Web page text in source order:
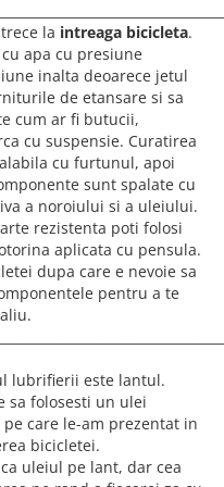
la intreaga bicicleta.
apa cu presiune
inalta deoarece jetul
de etansare si sa
cum ar fi butucii,
cu suspensie. Curatirea
cu furtunul, apoi
sunt spalate cu
a noroiului si a uleiului.
rezistenta poti folosi
aplicata cu pensula.
dupa care e nevoie sa
pentru a te
lubrifierii este lantul.
sa folosesti un ulei
care le-am prezentat in
bicicletei.
uleiul pe lant, dar cea